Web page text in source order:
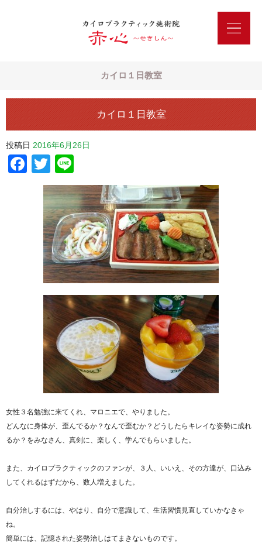
カイロ１日教室
カイロ１日教室
投稿日 2016年6月26日
Facebook
Twitter
女性３名勉強に来てくれ、マロニエで、やりました。
どんなに身体が、歪んでるか？なんで歪むか？どうしたらキレイな姿勢に成れ
るか？をみなさん、真剣に、楽しく、学んでもらいました。
また、カイロプラクティックのファンが、３人、いいえ、その方達が、口込み
してくれるはずだから、数人増えました。
自分治しするには、やはり、自分で意識して、生活習慣見直していかなきゃ
ね。
簡単には、記憶された姿勢治しはてまきないものです。